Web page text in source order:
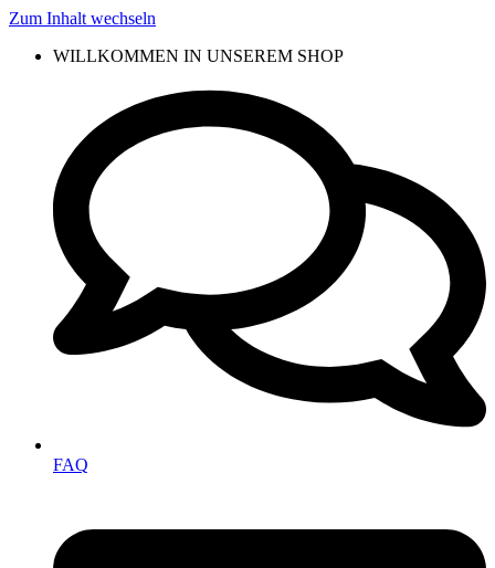
Zum Inhalt wechseln
WILLKOMMEN IN UNSEREM SHOP
FAQ